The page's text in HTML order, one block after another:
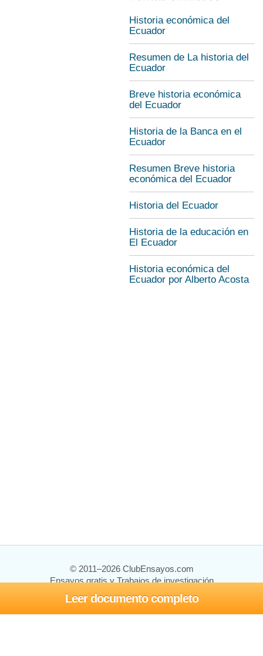
Leer documento completo
Historia económica del
Ecuador
Resumen de La historia del
Ecuador
Breve historia económica
del Ecuador
Historia de la Banca en el
Ecuador
Resumen Breve historia
económica del Ecuador
Historia del Ecuador
Historia de la educación en
El Ecuador
Historia económica del
Ecuador por Alberto Acosta
© 2011–2026 ClubEnsayos.com
Ensayos gratis y Trabajos de investigación